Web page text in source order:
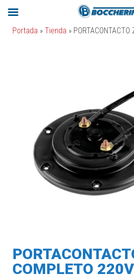
Portada » Tienda »
COMPLETO 220V